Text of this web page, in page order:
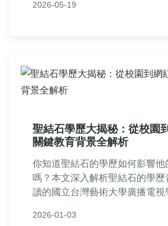
你做出明智決策。內容涵蓋聖結
2026-05-19
聖結石學歷大揭秘：從校園
關鍵教育背景全解析
你知道聖結石的學歷如何影響他
嗎？本文深入解析聖結石的學
讀的國立台灣藝術大學廣播電視
供完整實用資訊。
2026-01-03